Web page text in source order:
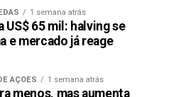
o potencial do
1 semana atrás
US$ 65 mil: halving se
e mercado já reage
AÇÕES 1 semana atrás
menos, mas aumenta